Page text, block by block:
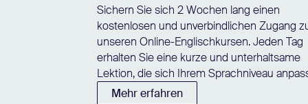
Sichern Sie sich 2 Wochen lang einen
kostenlosen und unverbindlichen Zugang
unseren Online-Englischkursen. Jeden Tag
erhalten Sie eine kurze und unterhaltsame
Lektion, die sich Ihrem Sprachniveau
Mehr erfahren